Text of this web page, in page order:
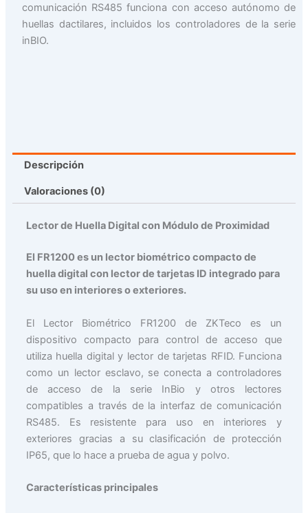
comunicación RS485 funciona con acceso autónomo de
huellas dactilares, incluidos los controladores de la serie
inBIO.
Descripción
Valoraciones (0)
Lector de Huella Digital con Módulo de Proximidad
El FR1200 es un lector biométrico compacto de
huella digital con lector de tarjetas ID integrado para
su uso en interiores o exteriores.
El Lector Biométrico FR1200 de ZKTeco es un
dispositivo compacto para control de acceso que
utiliza huella digital y lector de tarjetas RFID. Funciona
como un lector esclavo, se conecta a controladores
de acceso de la serie InBio y otros lectores
compatibles a través de la interfaz de comunicación
RS485. Es resistente para uso en interiores y
exteriores gracias a su clasificación de protección
IP65, que lo hace a prueba de agua y polvo.
Características principales